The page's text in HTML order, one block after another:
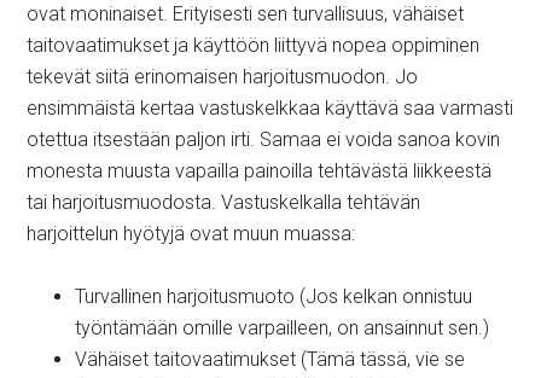
ovat moninaiset. Erityisesti sen turvallisuus, vähäiset
taitovaatimukset ja käyttöön liittyvä nopea oppiminen
tekevät siitä erinomaisen harjoitusmuodon. Jo
ensimmäistä kertaa vastuskelkkaa käyttävä saa varmasti
otettua itsestään paljon irti. Samaa ei voida sanoa kovin
monesta muusta vapailla painoilla tehtävästä liikkeestä
tai harjoitusmuodosta. Vastuskelkalla tehtävän
harjoittelun hyötyjä ovat muun muassa:
Turvallinen harjoitusmuoto (Jos kelkan onnistuu
työntämään omille varpailleen, on ansainnut sen.)
Vähäiset taitovaatimukset (Tämä tässä, vie se